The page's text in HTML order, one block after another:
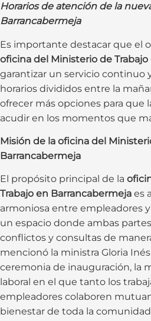
Horarios de atención de la
Barrancabermeja
Es importante destacar que el
oficina del Ministerio de
garantizar un servicio continuo
horarios divididos entre la
ofrecer más opciones para que
acudir en los momentos que
Misión de la oficina del
Barrancabermeja
El propósito principal de la
Trabajo en Barrancabermeja es
armoniosa entre empleadores
un espacio donde ambas
conflictos y consultas de
mencionó la ministra Gloria
ceremonia de inauguración, la
laboral en el que tanto los
empleadores colaboren
bienestar de toda la